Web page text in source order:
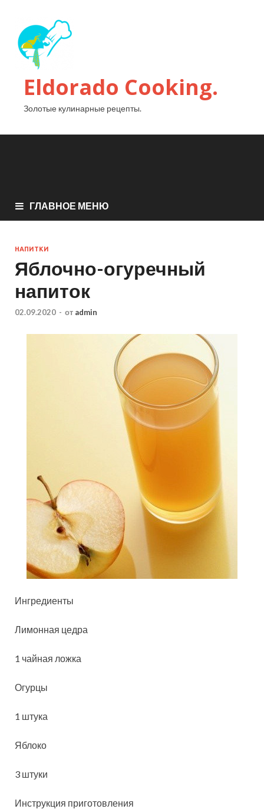
Eldorado Сooking.
Золотые кулинарные рецепты.
ГЛАВНОЕ МЕНЮ
НАПИТКИ
Яблочно-огуречный
напиток
02.09.2020 - от admin
Ингредиенты
Лимонная цедра
1 чайная ложка
Огурцы
1 штука
Яблоко
3 штуки
Инструкция приготовления